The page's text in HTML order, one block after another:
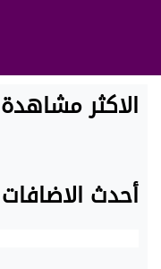
الاكثر مشاهدة
أحدث الاضافات